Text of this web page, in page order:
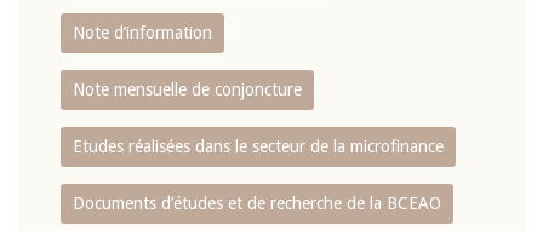
Note d’information
Note mensuelle de conjoncture
Etudes réalisées dans le secteur de la microfinance
Documents d’études et de recherche de la BCEAO